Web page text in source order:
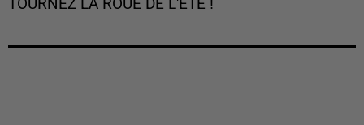
TOURNEZ LA ROUE DE L'ÉTÉ !